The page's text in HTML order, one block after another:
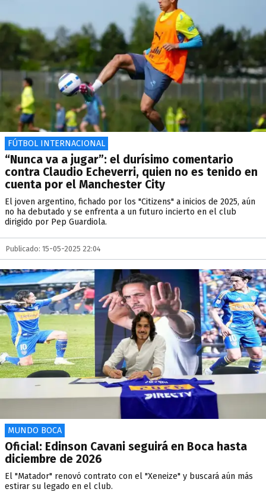
FÚTBOL INTERNACIONAL
“Nunca va a jugar”: el durísimo comentario
contra Claudio Echeverri, quien no es tenido en
cuenta por el Manchester City
El joven argentino, fichado por los "Citizens" a inicios de 2025, aún
no ha debutado y se enfrenta a un futuro incierto en el club
dirigido por Pep Guardiola.
Publicado: 15-05-2025 22:04
MUNDO BOCA
Oficial: Edinson Cavani seguirá en Boca hasta
diciembre de 2026
El "Matador" renovó contrato con el "Xeneize" y buscará aún más
estirar su legado en el club.